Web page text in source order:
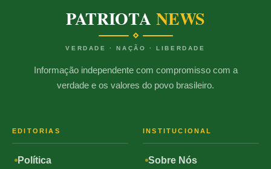
PATRIOTANEWS
VERDADE · NAÇÃO · LIBERDADE
Informação independente com compromisso com a
verdade e os valores do povo brasileiro.
EDITORIAS
Política
INSTITUCIONAL
Sobre Nós